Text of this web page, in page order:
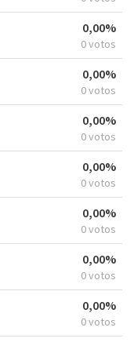
0,00%
0 votos
0,00%
0 votos
0,00%
0 votos
0,00%
0 votos
0,00%
0 votos
0,00%
0 votos
0,00%
0 votos